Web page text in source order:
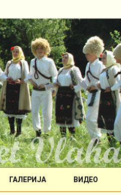
ГАЛЕРИЈА ВИДЕО